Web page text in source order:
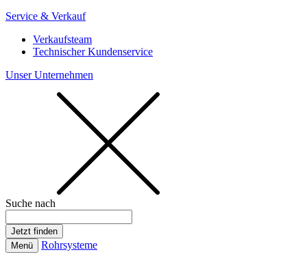
Service & Verkauf
Verkaufsteam
Technischer Kundenservice
Unser Unternehmen
Suche nach
Menü Rohrsysteme